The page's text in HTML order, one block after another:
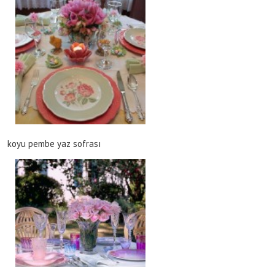
koyu pembe yaz sofrası